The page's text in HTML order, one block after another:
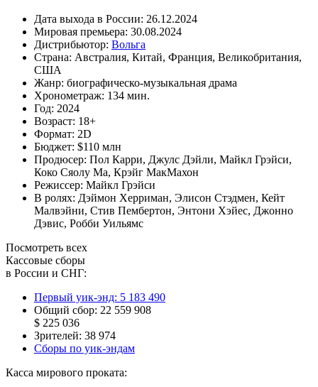
Дата выхода в России: 26.12.2024
Мировая премьера: 30.08.2024
Дистрибьютор: Вольга
Страна: Австралия, Китай, Франция, Великобритания,
США
Жанр: биографическо-музыкальная драма
Хронометраж: 134 мин.
Год: 2024
Возраст: 18+
Формат: 2D
Бюджет: $110 млн
Продюсер: Пол Карри, Джулс Дэйли, Майкл Грэйси,
Коко Сяолу Ма, Крэйг МакМахон
Режиссер: Майкл Грэйси
В ролях: Дэймон Херриман, Элисон Стэдмен, Кейт
Малвэйни, Стив Пембертон, Энтони Хэйес, Джонно
Дэвис, Робби Уильямс
Посмотреть всех
Кассовые сборы
в России и СНГ:
Первый уик-энд: 5 183 490
Общий сбор: 22 559 908
$ 225 036
Зрителей: 38 974
Сборы по уик-эндам
Касса мирового проката: